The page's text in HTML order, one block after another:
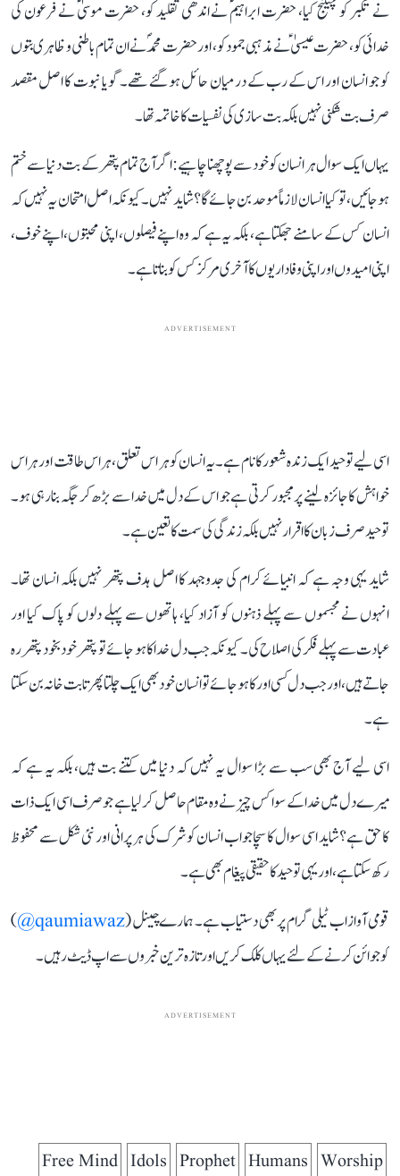
نے تکبر کو چیلنج کیا، حضرت ابراہیمؑ نے اندھی تقلید کو، حضرت موسیٰؑ نے فرعون کی
خدائی کو، حضرت عیسیٰؑ نے مذہبی جمود کو، اور حضرت محمدؐ نے ان تمام باطنی و ظاہری بتوں
کو جو انسان اور اس کے رب کے درمیان حائل ہو گئے تھے۔ گویا نبوت کا اصل مقصد
صرف بت شکنی نہیں بلکہ بت سازی کی نفسیات کا خاتمہ تھا۔
یہاں ایک سوال ہر انسان کو خود سے پوچھنا چاہیے: اگر آج تمام پتھر کے بت دنیا سے ختم
ہو جائیں، تو کیا انسان لازماً موحد بن جائے گا؟ شاید نہیں۔ کیونکہ اصل امتحان یہ نہیں کہ
انسان کس کے سامنے جھکتا ہے، بلکہ یہ ہے کہ وہ اپنے فیصلوں، اپنی محبتوں، اپنے خوف،
اپنی امیدوں اور اپنی وفاداریوں کا آخری مرکز کس کو بناتا ہے۔
ADVERTISEMENT
اسی لیے توحید ایک زندہ شعور کا نام ہے۔ یہ انسان کو ہر اس تعلق، ہر اس طاقت اور ہر اس
خواہش کا جائزہ لینے پر مجبور کرتی ہے جو اس کے دل میں خدا سے بڑھ کر جگہ بنا رہی ہو۔
توحید صرف زبان کا اقرار نہیں بلکہ زندگی کی سمت کا تعین ہے۔
شاید یہی وجہ ہے کہ انبیائے کرام کی جدوجہد کا اصل ہدف پتھر نہیں بلکہ انسان تھا۔
انہوں نے مجسموں سے پہلے ذہنوں کو آزاد کیا، ہاتھوں سے پہلے دلوں کو پاک کیا اور
عبادت سے پہلے فکر کی اصلاح کی۔ کیونکہ جب دل خدا کا ہو جائے تو پتھر خود بخود پتھر رہ
جاتے ہیں، اور جب دل کسی اور کا ہو جائے تو انسان خود بھی ایک چلتا پھرتا بت خانہ بن سکتا
ہے۔
اسی لیے آج بھی سب سے بڑا سوال یہ نہیں کہ دنیا میں کتنے بت ہیں، بلکہ یہ ہے کہ
میرے دل میں خدا کے سوا کس چیز نے وہ مقام حاصل کر لیا ہے جو صرف اسی ایک ذات
کا حق ہے؟ شاید اسی سوال کا سچا جواب انسان کو شرک کی ہر پرانی اور نئی شکل سے محفوظ
رکھ سکتا ہے، اور یہی توحید کا حقیقی پیغام بھی ہے۔
قومی آواز اب ٹیلی گرام پر بھی دستیاب ہے۔ ہمارے چینل (qaumiawaz@
)
کو جوائن کرنے کے لئے یہاں کلک کریں اور تازہ ترین خبروں سے اپ ڈیٹ رہیں۔
ADVERTISEMENT
Worship
Humans
Prophet
Idols
Free Mind